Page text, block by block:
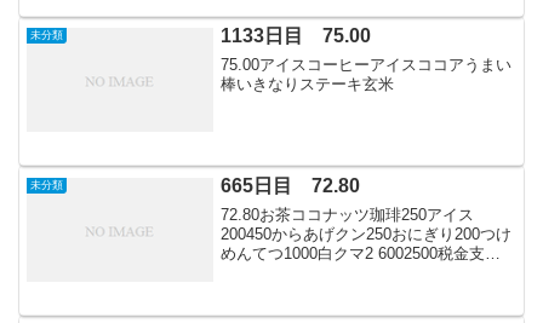
2301150...
未分類 1133日目 75.00
75.00アイスコーヒーアイスココアうまい
棒いきなりステーキ玄米
未分類 665日目 72.80
72.80お茶ココナッツ珈琲250アイス
200450からあげクン250おにぎり200つけ
めんてつ1000白クマ2 6002500税金支払